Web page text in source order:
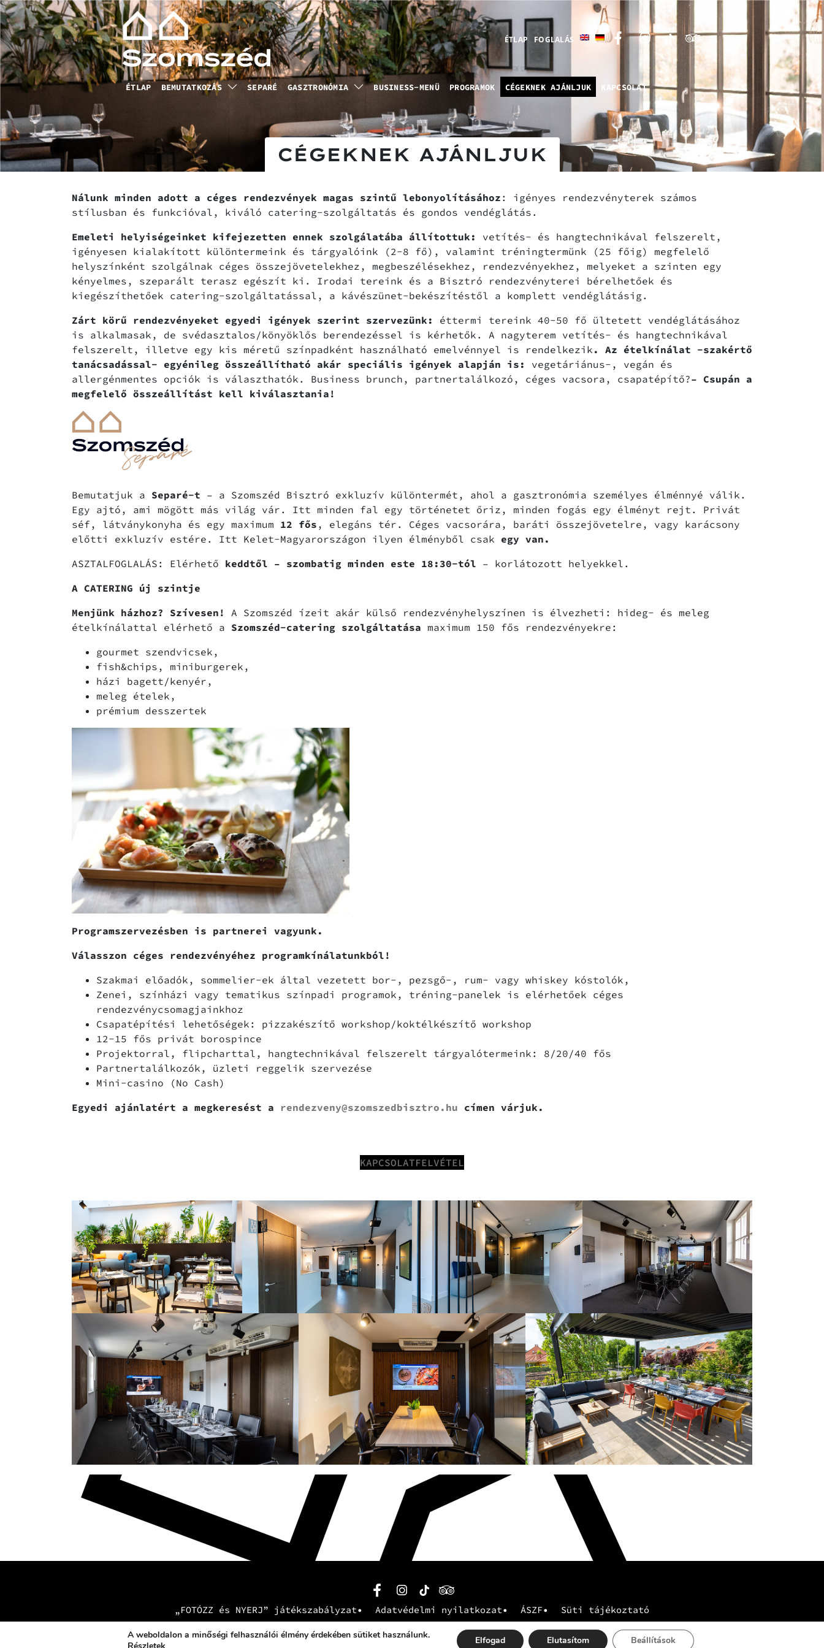
ÉTLAP FOGLALÁS
ÉTLAP BEMUTATKOZÁS SEPARÉ GASZTRONÓMIA BUSINESS-MENÜ PROGRAMOK CÉGEKNEK AJÁNLJUK KAPCSOLAT
CÉGEKNEK AJÁNLJUK
Nálunk minden adott a céges rendezvények magas szintű lebonyolításához : igényes rendezvényterek számos
stílusban és funkcióval, kiváló catering-szolgáltatás és gondos vendéglátás.
Emeleti helyiségeinket kifejezetten ennek szolgálatába állítottuk:
vetítés- és hangtechnikával felszerelt,
igényesen kialakított különtermeink és tárgyalóink (2-8 fő), valamint tréningtermünk (25 főig) megfelelő
helyszínként szolgálnak céges összejövetelekhez, megbeszélésekhez, rendezvényekhez, melyeket a szinten egy
kényelmes, szeparált terasz egészít ki. Irodai tereink és a Bisztró rendezvényterei bérelhetőek és
kiegészíthetőek catering-szolgáltatással, a kávészünet-bekészítéstől a komplett vendéglátásig.
Zárt körű rendezvényeket egyedi igények szerint szervezünk:
éttermi tereink 40-50 fő ültetett vendéglátásához
is alkalmasak, de svédasztalos/könyöklős berendezéssel is kérhetők. A nagyterem vetítés- és hangtechnikával
felszerelt, illetve egy kis méretű színpadként használható emelvénnyel is rendelkezik . Az ételkínálat -szakértő
tanácsadással- egyénileg összeállítható akár speciális igények alapján is: vegetáriánus-, vegán és
allergénmentes opciók is választhatók. Business brunch, partnertalálkozó, céges vacsora, csapatépítő?– Csupán a
megfelelő összeállítást kell kiválasztania!
Bemutatjuk a Separé-t – a Szomszéd Bisztró exkluzív különtermét, ahol a gasztronómia személyes élménnyé válik.
Egy ajtó, ami mögött más világ vár. Itt minden fal egy történetet őriz, minden fogás egy élményt rejt. Privát
séf, látványkonyha és egy maximum 12 fős , elegáns tér. Céges vacsorára, baráti összejövetelre, vagy karácsony
előtti exkluzív estére. Itt Kelet-Magyarországon ilyen élményből csak egy van.
ASZTALFOGLALÁS: Elérhető keddtől – szombatig minden este 18:30-tól – korlátozott helyekkel.
A CATERING új szintje
Menjünk házhoz? Szívesen!
A Szomszéd ízeit akár külső rendezvényhelyszínen is élvezheti: hideg- és meleg
ételkínálattal elérhető a Szomszéd-catering szolgáltatása maximum 150 fős rendezvényekre:
gourmet szendvicsek,
fish&chips, miniburgerek,
házi bagett/kenyér,
meleg ételek,
prémium desszertek
Programszervezésben is partnerei vagyunk.
Válasszon céges rendezvényéhez programkínálatunkból!
Szakmai előadók, sommelier-ek által vezetett bor-, pezsgő-, rum- vagy whiskey kóstolók,
Zenei, színházi vagy tematikus színpadi programok, tréning-panelek is elérhetőek céges
rendezvénycsomagjainkhoz
Csapatépítési lehetőségek: pizzakészítő workshop/koktélkészítő workshop
12-15 fős privát borospince
Projektorral, flipcharttal, hangtechnikával felszerelt tárgyalótermeink: 8/20/40 fős
Partnertalálkozók, üzleti reggelik szervezése
Mini-casino (No Cash)
Egyedi ajánlatért a megkeresést a rendezveny@szomszedbisztro.hu címen várjuk.
KAPCSOLATFELVÉTEL
„FOTÓZZ és NYERJ” játékszabályzat Adatvédelmi nyilatkozat ÁSZF Süti tájékoztató
© 2023-2026 AKADÉMIA KÁVÉZÓ Kft.
A weboldalon a minőségi felhasználói élmény érdekében sütiket használunk.
Elfogad Elutasítom Beállítások